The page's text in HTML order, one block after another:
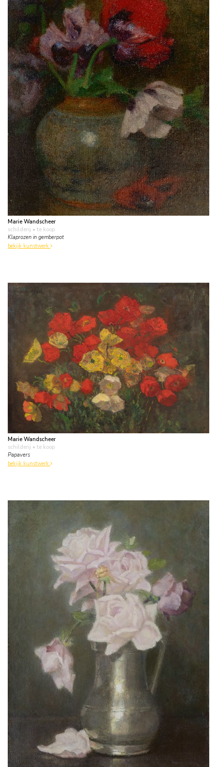
Marie Wandscheer
schilderij • te koop
Klaprozen in gemberpot
bekijk kunstwerk
Marie Wandscheer
schilderij • te koop
Papavers
bekijk kunstwerk